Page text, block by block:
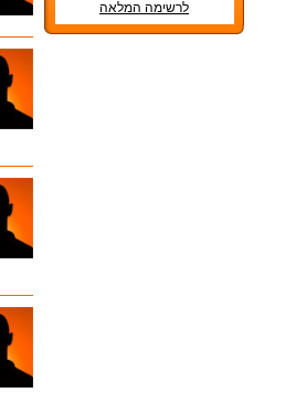
הכורעים תחת
משבר הקורונה
לרשימה המלאה